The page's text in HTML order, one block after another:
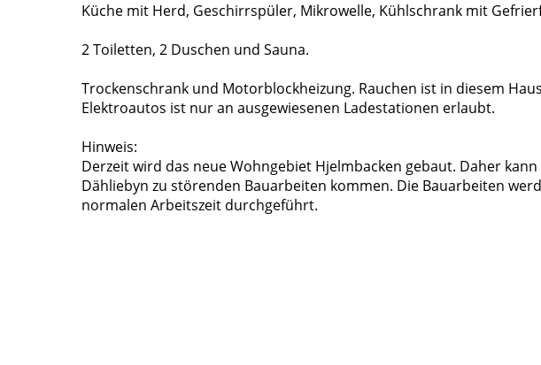
Küche mit Herd, Geschirrspüler, Mikrowelle, Kühlschrank mit
2 Toiletten, 2 Duschen und Sauna.
Trockenschrank und Motorblockheizung. Rauchen ist in diesem
Elektroautos ist nur an ausgewiesenen Ladestationen erlaubt.
Hinweis:
Derzeit wird das neue Wohngebiet Hjelmbacken gebaut. Daher
Dähliebyn zu störenden Bauarbeiten kommen. Die Bauarbeiten
normalen Arbeitszeit durchgeführt.